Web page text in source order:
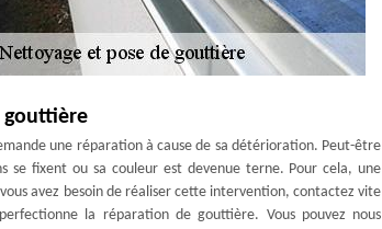
une réparation à cause de sa détérioration. Peut-être
se fixent ou sa couleur est devenue terne. Pour cela, une
avez besoin de réaliser cette intervention, contactez vite
la réparation de gouttière. Vous pouvez nous